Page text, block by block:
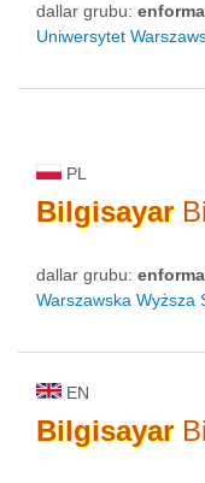
dallar grubu:
Uniwersytet
PL
Bilgisayar
dallar grubu:
Warszawska Wyższa
EN
Bilgisayar